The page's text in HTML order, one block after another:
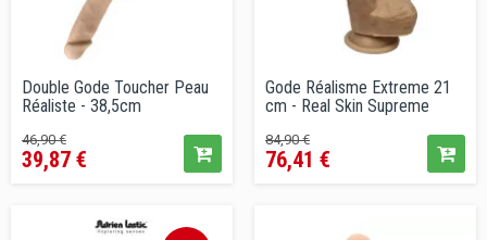
Double Gode Toucher Peau
Réaliste - 38,5cm
Prix
de
conseillé
46,90 €Prix
39,87 €
Gode Réalisme Extreme 21
cm - Real Skin Supreme
Prix
de
84,90 €Prix
76,41 €